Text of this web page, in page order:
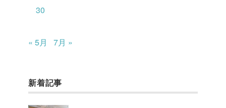
30
« 5月 7月 »
新着記事